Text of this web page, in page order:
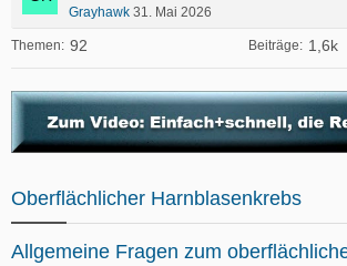
Themen 92 Beiträge 1,6k
Grayhawk 31. Mai 2026
Oberflächlicher Harnblasenkrebs
Allgemeine Fragen zum